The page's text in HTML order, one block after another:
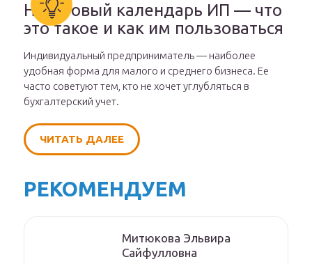
Налоговый календарь ИП — что
это такое и как им пользоваться
Индивидуальный предприниматель — наиболее
удобная форма для малого и среднего бизнеса. Ее
часто советуют тем, кто не хочет углубляться в
бухгалтерский учет.
ЧИТАТЬ ДАЛЕЕ
РЕКОМЕНДУЕМ
Митюкoвa Эльвиpa
Caйфуллoвнa